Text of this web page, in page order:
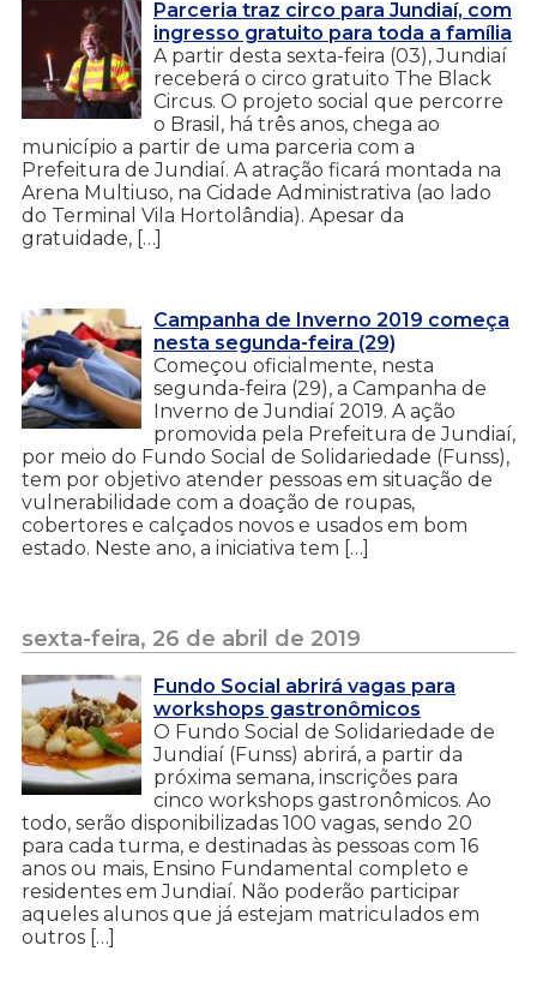
Parceria traz circo para Jundiaí, com
ingresso gratuito para toda a família
A partir desta sexta-feira (03), Jundiaí
receberá o circo gratuito The Black
Circus. O projeto social que percorre
o Brasil, há três anos, chega ao
município a partir de uma parceria com a
Prefeitura de Jundiaí. A atração ficará montada na
Arena Multiuso, na Cidade Administrativa (ao lado
do Terminal Vila Hortolândia). Apesar da
gratuidade, […]
Campanha de Inverno 2019 começa
nesta segunda-feira (29)
Começou oficialmente, nesta
segunda-feira (29), a Campanha de
Inverno de Jundiaí 2019. A ação
promovida pela Prefeitura de Jundiaí,
por meio do Fundo Social de Solidariedade (Funss),
tem por objetivo atender pessoas em situação de
vulnerabilidade com a doação de roupas,
cobertores e calçados novos e usados em bom
estado. Neste ano, a iniciativa tem […]
sexta-feira, 26 de abril de 2019
Fundo Social abrirá vagas para
workshops gastronômicos
O Fundo Social de Solidariedade de
Jundiaí (Funss) abrirá, a partir da
próxima semana, inscrições para
cinco workshops gastronômicos. Ao
todo, serão disponibilizadas 100 vagas, sendo 20
para cada turma, e destinadas às pessoas com 16
anos ou mais, Ensino Fundamental completo e
residentes em Jundiaí. Não poderão participar
aqueles alunos que já estejam matriculados em
outros […]